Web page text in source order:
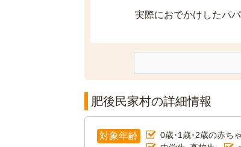
実際におでかけしたパ
肥後民家村の詳細情報
対象年齢 0歳･1歳･2歳の赤ち